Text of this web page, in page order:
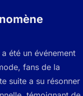
été un événement
fans de la
suite a su résonner